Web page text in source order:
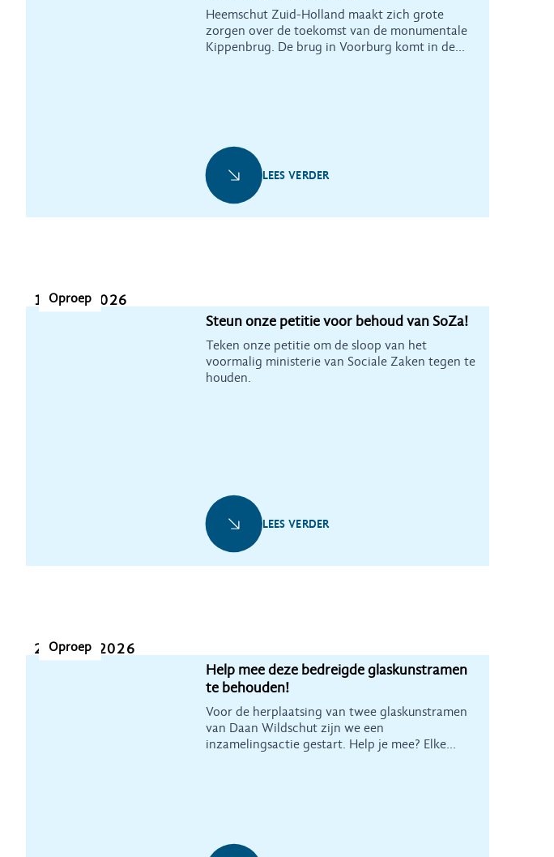
Heemschut Zuid-Holland maakt zich grote
zorgen over de toekomst van de monumentale
Kippenbrug. De brug in Voorburg komt in de
LEES VERDER
Oproep
11 mei 2026
Steun onze petitie voor behoud van SoZa!
Teken onze petitie om de sloop van het
voormalig ministerie van Sociale Zaken tegen te
houden.
LEES VERDER
Oproep
20 april 2026
Help mee deze bedreigde glaskunstramen
te behouden!
Voor de herplaatsing van twee glaskunstramen
van Daan Wildschut zijn we een
inzamelingsactie gestart. Help je mee? Elke